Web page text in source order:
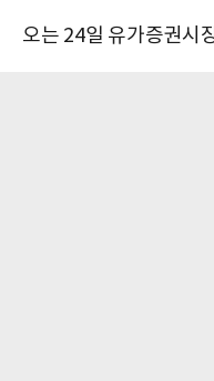
오는 24일 유가증권시